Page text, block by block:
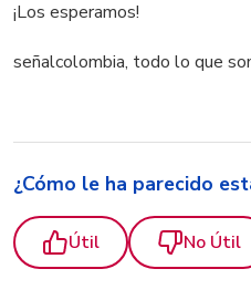
¡Los esperamos!
señalcolombia, todo lo que
¿Cómo le ha parecido
Útil No Útil